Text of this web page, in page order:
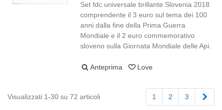
Set fdc universale brillante Slovenia 2018
comprendente il 3 euro sul tema dei 100
anni dalla fine della Prima Guerra
Mondiale e il 2 euro commemorativo
sloveno sulla Giornata Mondiale delle Api.
Anteprima Love
Visualizzati 1-30 su 72 articoli 1 2 3